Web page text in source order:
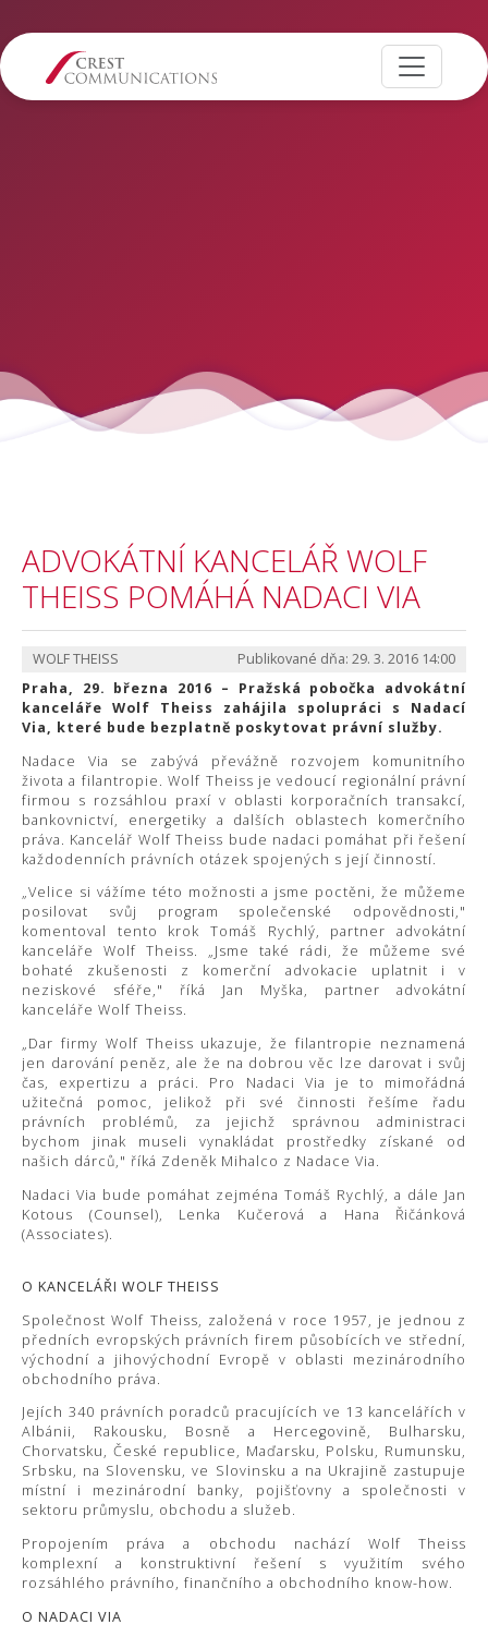
ADVOKÁTNÍ KANCELÁŘ WOLF
THEISS POMÁHÁ NADACI VIA
Publikované dňa: 29. 3. 2016 14:00
WOLF THEISS
Praha, 29. března 2016 – Pražská pobočka advokátní
kanceláře Wolf Theiss zahájila spolupráci s Nadací
Via, které bude bezplatně poskytovat právní služby.
Nadace Via se zabývá převážně rozvojem komunitního
života a filantropie. Wolf Theiss je vedoucí regionální právní
firmou s rozsáhlou praxí v oblasti korporačních transakcí,
bankovnictví, energetiky a dalších oblastech komerčního
práva. Kancelář Wolf Theiss bude nadaci pomáhat při řešení
každodenních právních otázek spojených s její činností.
„Velice si vážíme této možnosti a jsme poctěni, že můžeme
posilovat svůj program společenské odpovědnosti,"
komentoval tento krok Tomáš Rychlý, partner advokátní
kanceláře Wolf Theiss. „Jsme také rádi, že můžeme své
bohaté zkušenosti z komerční advokacie uplatnit i v
neziskové sféře," říká Jan Myška, partner advokátní
kanceláře Wolf Theiss.
„Dar firmy Wolf Theiss ukazuje, že filantropie neznamená
jen darování peněz, ale že na dobrou věc lze darovat i svůj
čas, expertizu a práci. Pro Nadaci Via je to mimořádná
užitečná pomoc, jelikož při své činnosti řešíme řadu
právních problémů, za jejichž správnou administraci
bychom jinak museli vynakládat prostředky získané od
našich dárců," říká Zdeněk Mihalco z Nadace Via.
Nadaci Via bude pomáhat zejména Tomáš Rychlý, a dále Jan
Kotous (Counsel), Lenka Kučerová a Hana Řičánková
(Associates).
O KANCELÁŘI WOLF THEISS
Společnost Wolf Theiss, založená v roce 1957, je jednou z
předních evropských právních firem působících ve střední,
východní a jihovýchodní Evropě v oblasti mezinárodního
obchodního práva.
Jejích 340 právních poradců pracujících ve 13 kancelářích v
Albánii, Rakousku, Bosně a Hercegovině, Bulharsku,
Chorvatsku, České republice, Maďarsku, Polsku, Rumunsku,
Srbsku, na Slovensku, ve Slovinsku a na Ukrajině zastupuje
místní i mezinárodní banky, pojišťovny a společnosti v
sektoru průmyslu, obchodu a služeb.
Propojením práva a obchodu nachází Wolf Theiss
komplexní a konstruktivní řešení s využitím svého
rozsáhlého právního, finančního a obchodního know-how.
O NADACI VIA